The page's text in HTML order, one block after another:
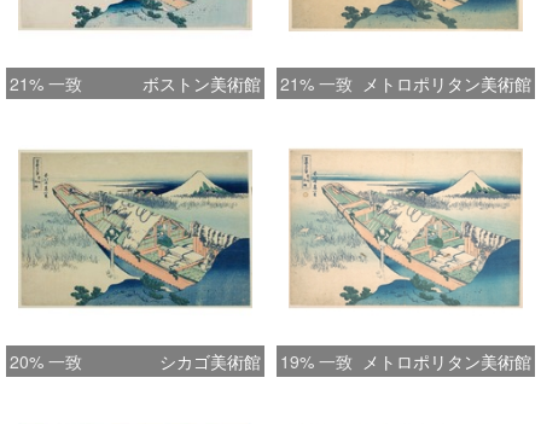
21% 一致 ボストン美術館 21% 一致 メトロポリタン美術館
20% 一致 シカゴ美術館 19% 一致 メトロポリタン美術館